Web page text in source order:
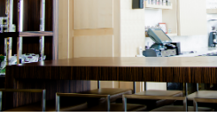
案例研究
关于我们
培训